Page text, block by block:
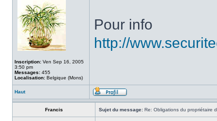
Inscription: Ven Sep 16, 2005
3:50 pm
Messages: 455
Localisation: Belgique (Mons)
Pour info
http://
Haut
Francis Sujet du message: Re: Obligations du propriétaire